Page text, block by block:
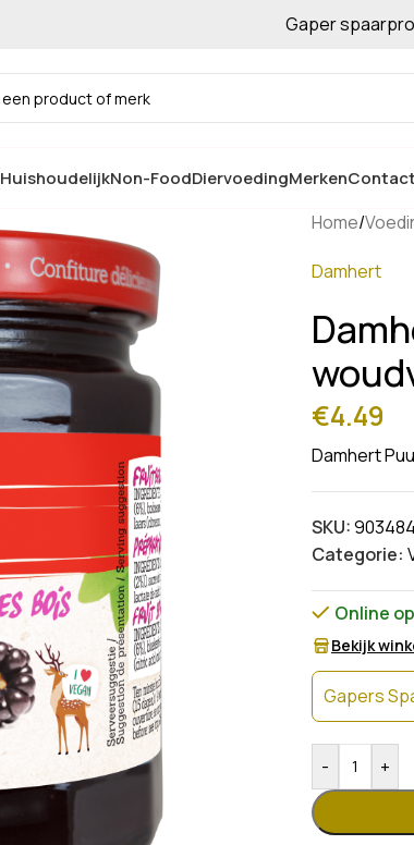
Gratis afhalen in de winkelGaper
HuishoudelijkNon-FoodDiervoedingMerkenContact
Home/
Damhert
€4.49
Damhert
SKU:903484
Categorie:
Online
Bekijk
Gapers
- +